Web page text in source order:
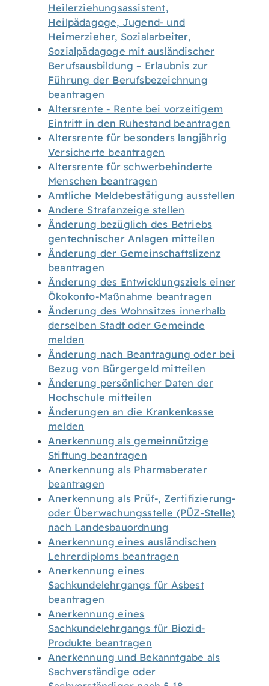
Heilerziehungsassistent,
Heilpädagoge, Jugend- und
Heimerzieher, Sozialarbeiter,
Sozialpädagoge mit ausländischer
Berufsausbildung – Erlaubnis zur
Führung der Berufsbezeichnung
beantragen
Altersrente - Rente bei vorzeitigem
Eintritt in den Ruhestand beantragen
Altersrente für besonders langjährig
Versicherte beantragen
Altersrente für schwerbehinderte
Menschen beantragen
Amtliche Meldebestätigung ausstellen
Andere Strafanzeige stellen
Änderung bezüglich des Betriebs
gentechnischer Anlagen mitteilen
Änderung der Gemeinschaftslizenz
beantragen
Änderung des Entwicklungsziels einer
Ökokonto-Maßnahme beantragen
Änderung des Wohnsitzes innerhalb
derselben Stadt oder Gemeinde
melden
Änderung nach Beantragung oder bei
Bezug von Bürgergeld mitteilen
Änderung persönlicher Daten der
Hochschule mitteilen
Änderungen an die Krankenkasse
melden
Anerkennung als gemeinnützige
Stiftung beantragen
Anerkennung als Pharmaberater
beantragen
Anerkennung als Prüf-, Zertifizierung-
oder Überwachungsstelle (PÜZ-Stelle)
nach Landesbauordnung
Anerkennung eines ausländischen
Lehrerdiploms beantragen
Anerkennung eines
Sachkundelehrgangs für Asbest
beantragen
Anerkennung eines
Sachkundelehrgangs für Biozid-
Produkte beantragen
Anerkennung und Bekanntgabe als
Sachverständige oder